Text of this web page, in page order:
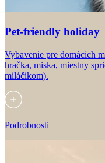
Pet-friendly holiday
Vybavenie pre domácich
hračka, miska, miestny
miláčikom).
Podrobnosti